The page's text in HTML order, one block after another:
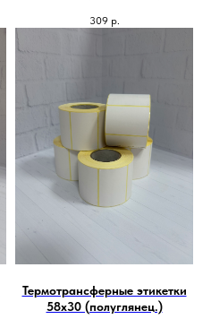
309 р.
Термотрансферные этикетки
58х30 (полуглянец.)